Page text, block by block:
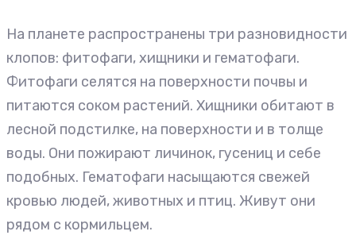
На планете распространены три разновидности
клопов: фитофаги, хищники и гематофаги.
Фитофаги селятся на поверхности почвы и
питаются соком растений. Хищники обитают в
лесной подстилке, на поверхности и в толще
воды. Они пожирают личинок, гусениц и себе
подобных. Гематофаги насыщаются свежей
кровью людей, животных и птиц. Живут они
рядом с кормильцем.